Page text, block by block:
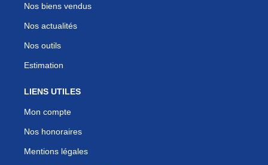
Nos biens vendus
Nos actualités
Nos outils
Estimation
LIENS UTILES
Mon compte
Nos honoraires
Mentions légales